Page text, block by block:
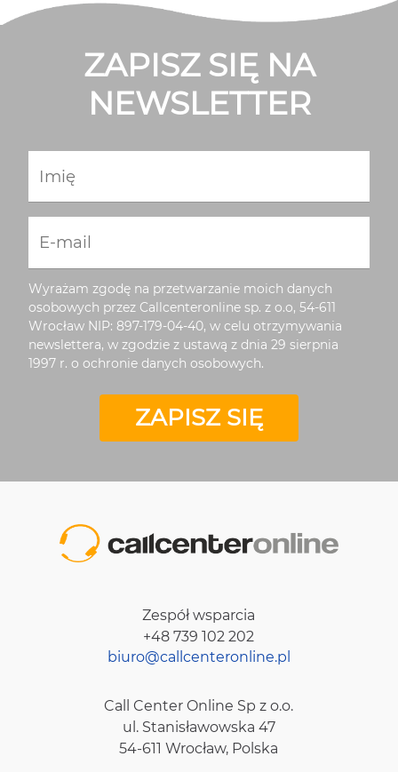
ZAPISZ SIĘ NA
NEWSLETTER
Imię
E-mail
Wyrażam zgodę na przetwarzanie moich danych
osobowych przez Callcenteronline sp. z o.o, 54-611
Wrocław NIP: 897-179-04-40, w celu otrzymywania
newslettera, w zgodzie z ustawą z dnia 29 sierpnia
1997 r. o ochronie danych osobowych.
ZAPISZ SIĘ
Zespół wsparcia
+48 739 102 202
biuro@callcenteronline.pl
Call Center Online Sp z o.o.
ul. Stanisławowska 47
54-611 Wrocław, Polska